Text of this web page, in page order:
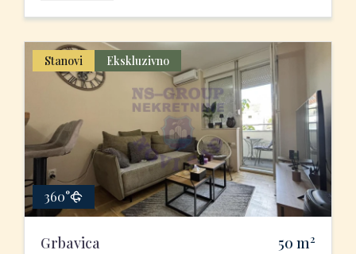
Stanovi Ekskluzivno
360°
Grbavica 50 m2